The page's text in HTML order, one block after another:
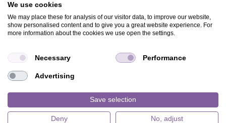
AGB
CHARITY
MAGAZIN
HILFE
We use cookies
We may place these for analysis of our visitor data, to improve our website,
show personalised content and to give you a great website experience. For
more information about the cookies we use open the settings.
Necessary Performance
Advertising
Save selection
Deny No, adjust